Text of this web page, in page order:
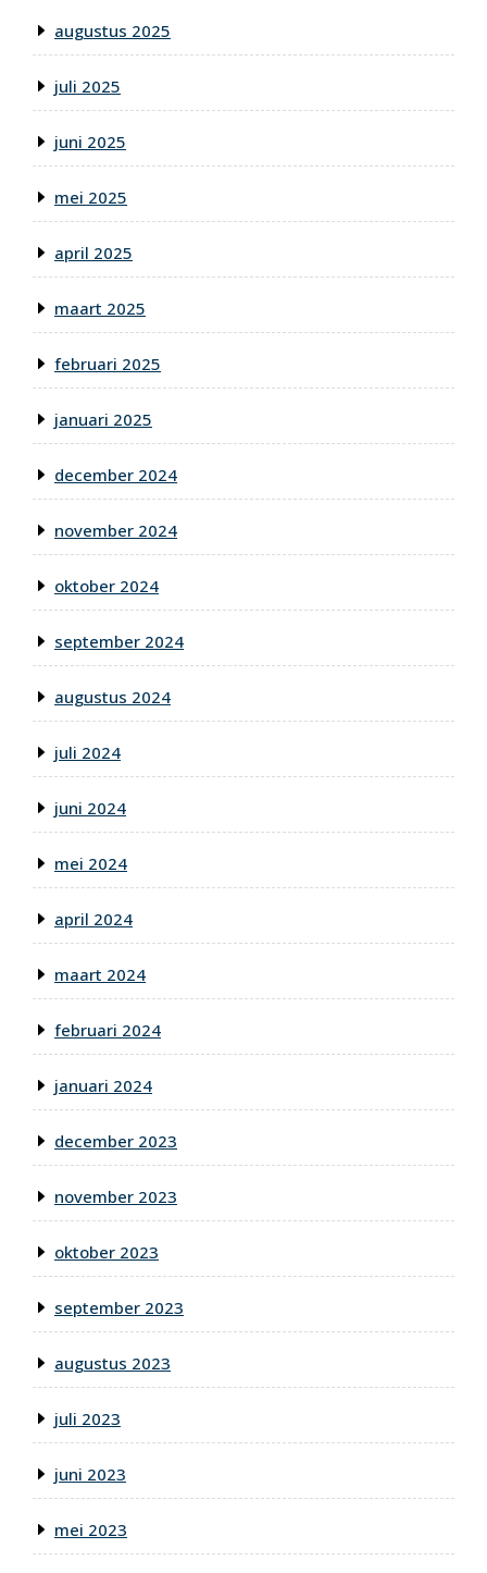
augustus 2025
juli 2025
juni 2025
mei 2025
april 2025
maart 2025
februari 2025
januari 2025
december 2024
november 2024
oktober 2024
september 2024
augustus 2024
juli 2024
juni 2024
mei 2024
april 2024
maart 2024
februari 2024
januari 2024
december 2023
november 2023
oktober 2023
september 2023
augustus 2023
juli 2023
juni 2023
mei 2023